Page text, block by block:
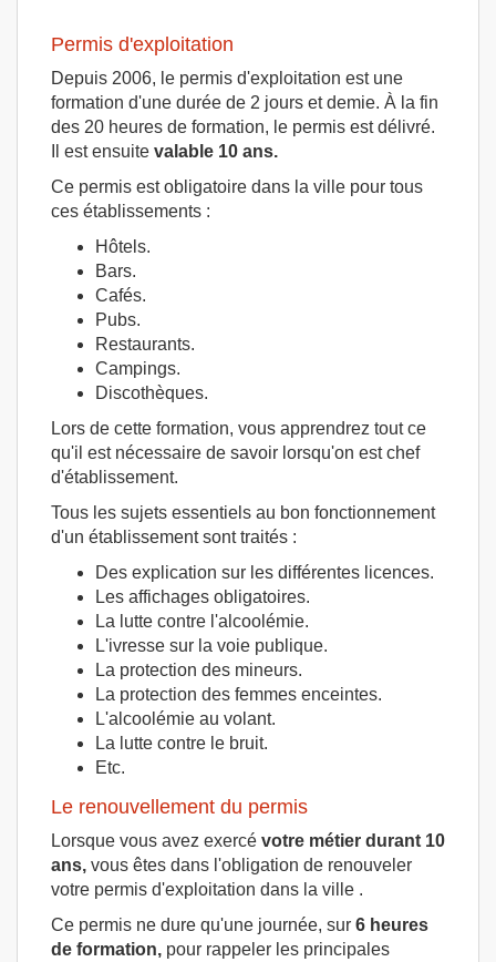
Permis d'exploitation
Depuis 2006, le permis d'exploitation est une
formation d'une durée de 2 jours et demie. À la fin
des 20 heures de formation, le permis est délivré.
Il est ensuite valable 10 ans.
Ce permis est obligatoire dans la ville pour tous
ces établissements :
Hôtels.
Bars.
Cafés.
Pubs.
Restaurants.
Campings.
Discothèques.
Lors de cette formation, vous apprendrez tout ce
qu'il est nécessaire de savoir lorsqu'on est chef
d'établissement.
Tous les sujets essentiels au bon fonctionnement
d'un établissement sont traités :
Des explication sur les différentes licences.
Les affichages obligatoires.
La lutte contre l'alcoolémie.
L'ivresse sur la voie publique.
La protection des mineurs.
La protection des femmes enceintes.
L'alcoolémie au volant.
La lutte contre le bruit.
Etc.
Le renouvellement du permis
Lorsque vous avez exercé votre métier durant 10
ans, vous êtes dans l'obligation de renouveler
votre permis d'exploitation dans la ville .
Ce permis ne dure qu'une journée, sur 6 heures
de formation, pour rappeler les principales